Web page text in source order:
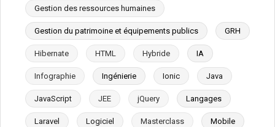
Gestion des ressources humaines
Gestion du patrimoine et équipements publics GRH
Hibernate HTML Hybride IA
Infographie Ingénierie Ionic Java
JavaScript JEE jQuery Langages
Laravel Logiciel Masterclass Mobile